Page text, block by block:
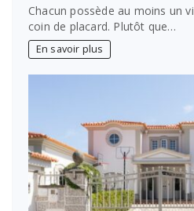
Chacun possède au moins un
coin de placard. Plutôt que…
En savoir plus